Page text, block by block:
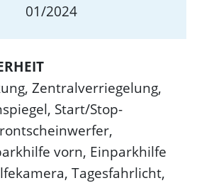
01/2024
Zentralverriegelung,
Start/Stop-
vorn, Einparkhilfe
Tagesfahrlicht,